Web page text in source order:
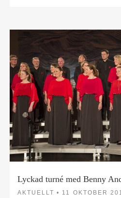
Lyckad turné med Benny
AKTUELLT • 11 OKTOBER